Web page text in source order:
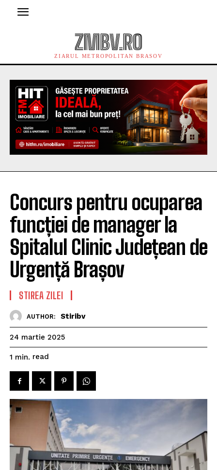
ZMBV.RO
ZIARUL METROPOLITAN BRASOV
Concurs pentru ocuparea
funcției de manager la
Spitalul Clinic Județean de
Urgență Brașov
STIREA ZILEI
AUTHOR: Stiribv
24 martie 2025
1 min. read